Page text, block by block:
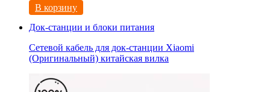
В корзину
Док-станции и блоки питания
Сетевой кабель для док-станции Xiaomi
(Оригинальный) китайская вилка